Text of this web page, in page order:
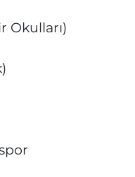
Okulları)